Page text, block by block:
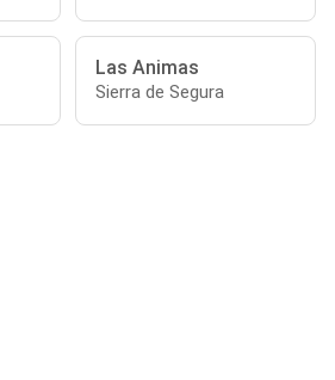
Las Animas
Sierra de Segura